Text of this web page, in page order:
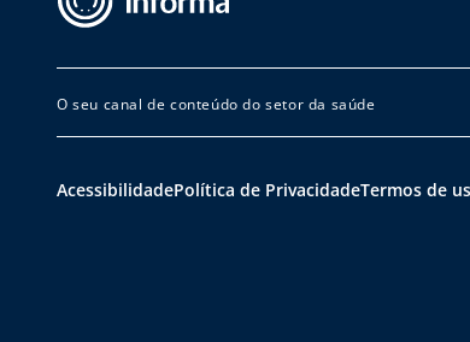
O seu canal de conteúdo do setor da saúde
AcessibilidadePolítica de PrivacidadeTermos de